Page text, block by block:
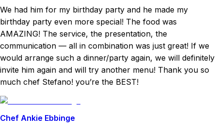
We had him for my birthday party and he made my
birthday party even more special! The food was
AMAZING! The service, the presentation, the
communication — all in combination was just great! If we
would arrange such a dinner/party again, we will definitely
invite him again and will try another menu! Thank you so
much chef Stefano! you’re the BEST!
Chef Ankie Ebbinge